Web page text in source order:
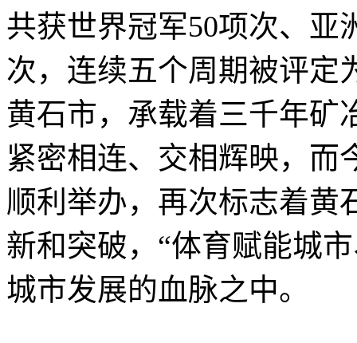
共获世界冠军50项次、亚
次，连续五个周期被评定
黄石市，承载着三千年矿
紧密相连、交相辉映，而
顺利举办，再次标志着黄
新和突破，“体育赋能城
城市发展的血脉之中。